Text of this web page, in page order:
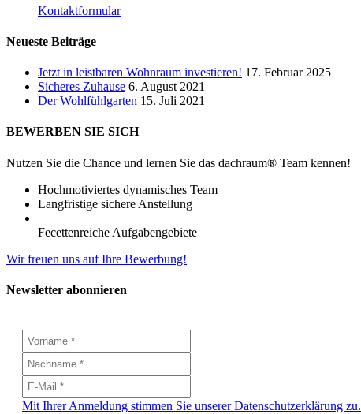
Kontaktformular
Neueste Beiträge
Jetzt in leistbaren Wohnraum investieren! 17. Februar 2025
Sicheres Zuhause 6. August 2021
Der Wohlfühlgarten 15. Juli 2021
BEWERBEN SIE SICH
Nutzen Sie die Chance und lernen Sie das dachraum® Team kennen!
Hochmotiviertes dynamisches Team
Langfristige sichere Anstellung
Fecettenreiche Aufgabengebiete
Wir freuen uns auf Ihre Bewerbung!
Newsletter abonnieren
Mit Ihrer Anmeldung stimmen Sie unserer Datenschutzerklärung zu.